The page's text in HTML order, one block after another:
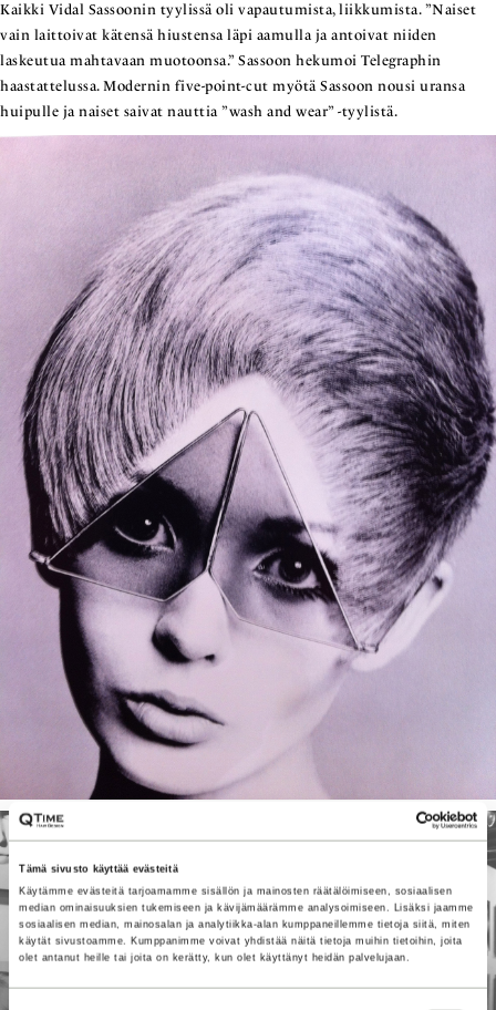
Tämä sivusto käyttää evästeitä
Käytämme evästeitä tarjoamamme sisällön ja mainosten räätälöimiseen, sosiaalisen
median ominaisuuksien tukemiseen ja kävijämäärämme analysoimiseen. Lisäksi jaamme
sosiaalisen median, mainosalan ja analytiikka-alan kumppaneillemme tietoja siitä, miten
käytät sivustoamme. Kumppanimme voivat yhdistää näitä tietoja muihin tietoihin, joita
olet antanut heille tai joita on kerätty, kun olet käyttänyt heidän palvelujaan.
Kaikki Vidal Sassoonin tyylissä oli vapautumista, liikkumista. ”Naiset
vain laittoivat kätensä hiustensa läpi aamulla ja antoivat niiden
laskeutua mahtavaan muotoonsa.” Sassoon hekumoi Telegraphin
haastattelussa. Modernin five-point-cut myötä Sassoon nousi uransa
huipulle ja naiset saivat nauttia ”wash and wear” -tyylistä.